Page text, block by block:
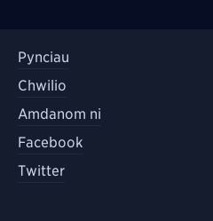
Pynciau
Chwilio
Amdanom ni
Facebook
Twitter